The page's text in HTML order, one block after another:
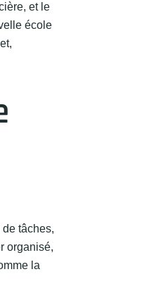
et le
école
tâches,
organisé,
la